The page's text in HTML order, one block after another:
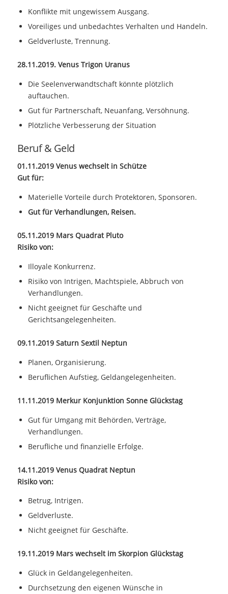
Konflikte mit ungewissem Ausgang.
Voreiliges und unbedachtes Verhalten und Handeln.
Geldverluste, Trennung.
28.11.2019. Venus Trigon Uranus
Die Seelenverwandtschaft könnte plötzlich
auftauchen.
Gut für Partnerschaft, Neuanfang, Versöhnung.
Plötzliche Verbesserung der Situation
Beruf & Geld
01.11.2019 Venus wechselt in Schütze
Gut für:
Materielle Vorteile durch Protektoren, Sponsoren.
Gut für Verhandlungen, Reisen.
05.11.2019 Mars Quadrat Pluto
Risiko von:
Illoyale Konkurrenz.
Risiko von Intrigen, Machtspiele, Abbruch von
Verhandlungen.
Nicht geeignet für Geschäfte und
Gerichtsangelegenheiten.
09.11.2019 Saturn Sextil Neptun
Planen, Organisierung.
Beruflichen Aufstieg, Geldangelegenheiten.
11.11.2019 Merkur Konjunktion Sonne Glückstag
Gut für Umgang mit Behörden, Verträge,
Verhandlungen.
Berufliche und finanzielle Erfolge.
14.11.2019 Venus Quadrat Neptun
Risiko von:
Betrug, Intrigen.
Geldverluste.
Nicht geeignet für Geschäfte.
19.11.2019 Mars wechselt im Skorpion Glückstag
Glück in Geldangelegenheiten.
Durchsetzung den eigenen Wünsche in